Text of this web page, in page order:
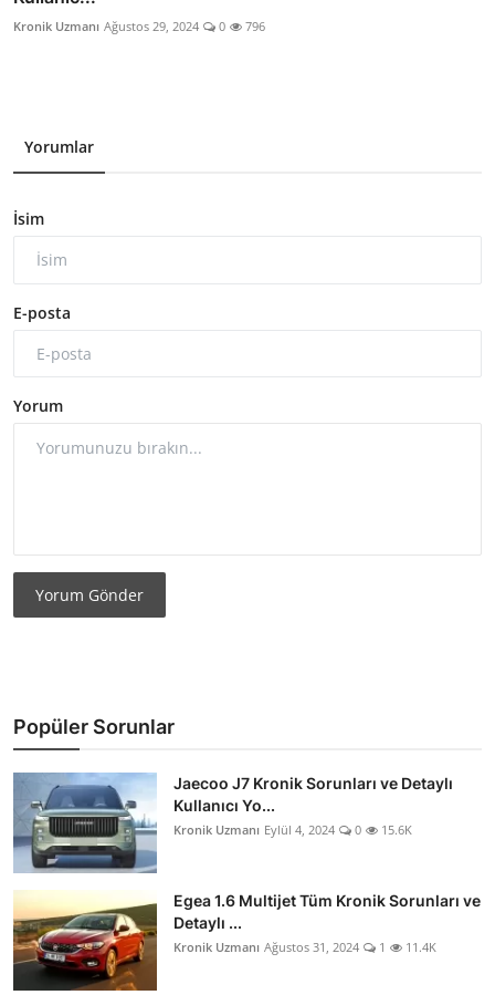
Kronik Uzmanı Ağustos 29, 2024 0 796
Yorumlar
İsim
E-posta
Yorum
Yorum Gönder
Popüler Sorunlar
Jaecoo J7 Kronik Sorunları ve Detaylı
Kullanıcı Yo...
Kronik Uzmanı Eylül 4, 2024 0 15.6K
Egea 1.6 Multijet Tüm Kronik Sorunları ve
Detaylı ...
Kronik Uzmanı Ağustos 31, 2024 1 11.4K